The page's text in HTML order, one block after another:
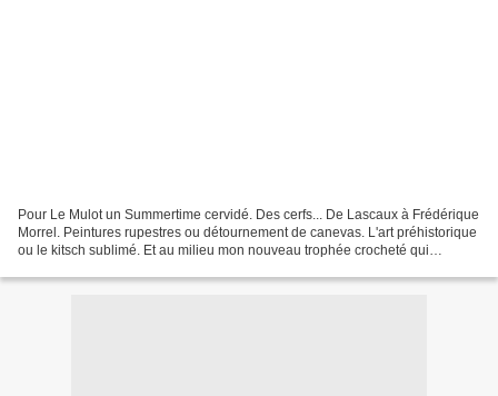
Pour Le Mulot un Summertime cervidé. Des cerfs... De Lascaux à Frédérique
Morrel. Peintures rupestres ou détournement de canevas. L'art préhistorique
ou le kitsch sublimé. Et au milieu mon nouveau trophée crocheté qui